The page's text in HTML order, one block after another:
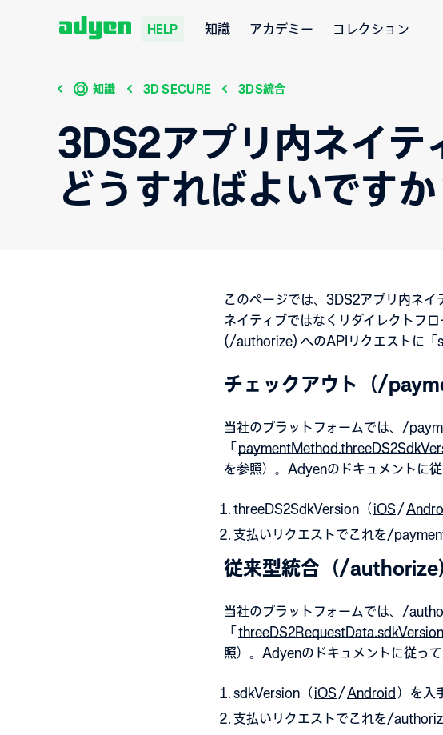
HELP 知識 アカデミー コレクション
知識 3D SECURE 3DS統合
3DS2アプリ内ネイテ
どうすればよいですか
このページでは、3DS2アプリ内ネイ
ネイティブではなくリダイレクトフ
(/authorize) へのAPIリクエストに「
チェックアウト（/
当社のプラットフォームでは、/
「
を参照）。Adyenのドキュメントに
threeDS2SdkVersion（ iOS /
支払いリクエストでこれを/
従来型統合（/authorize
当社のプラットフォームでは、/
「 threeDS2RequestData.sdkVersion
照）。Adyenのドキュメントに従っ
sdkVersion（ iOS / Android ）を入
支払いリクエストでこれを/